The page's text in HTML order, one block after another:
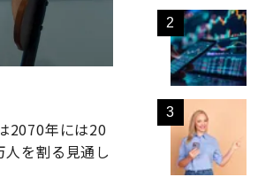
2070年には20
を割る見通し